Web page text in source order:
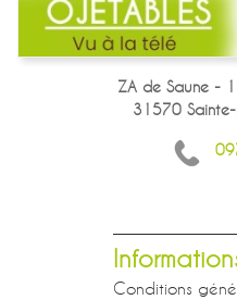
ZA de Saune -
31570
Conditions